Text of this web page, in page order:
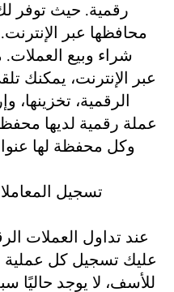
رقمية. حيث توفر
محافظها عبر
شراء وبيع
عبر الإنترنت، يمكنك
الرقمية، تخزينها،
عملة رقمية لديها
وكل محفظة لها
تسجيل
عند تداول العملات
عليك تسجيل كل عملية
للأسف، لا يوجد حاليًا